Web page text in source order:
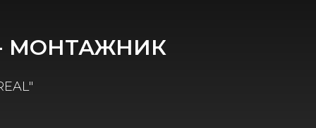
МОНТАЖНИК